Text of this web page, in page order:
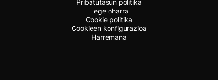
Pribatutasun politika
Lege oharra
Cookie politika
Cookieen konfigurazioa
Harremana